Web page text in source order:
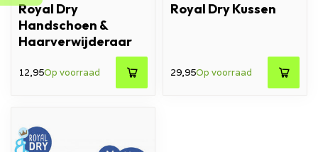
Royal Dry
Handschoen &
Haarverwijderaar
12,95Op voorraad
Royal Dry Kussen
29,95Op voorraad